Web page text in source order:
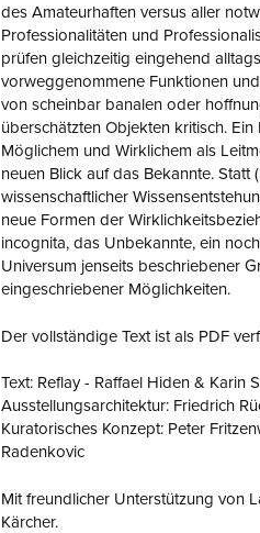
des Amateurhaften versus aller
Professionalitäten und
prüfen gleichzeitig eingehend
vorweggenommene Funktionen
von scheinbar banalen oder
überschätzten Objekten kritisch. Ein
Möglichem und Wirklichem als
neuen Blick auf das Bekannte. Statt
wissenschaftlicher
neue Formen der
incognita, das Unbekannte, ein
Universum jenseits beschriebener
eingeschriebener Möglichkeiten.
Der vollständige Text ist als PDF
Text: Reflay - Raffael Hiden & Karin
Ausstellungsarchitektur: Friedrich
Kuratorisches Konzept: Peter
Radenkovic
Mit freundlicher Unterstützung von
Kärcher.